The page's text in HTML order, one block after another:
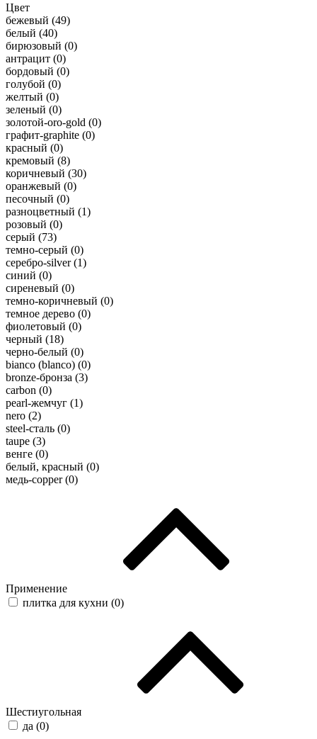
Цвет
бежевый (49)
белый (40)
бирюзовый (0)
антрацит (0)
бордовый (0)
голубой (0)
желтый (0)
зеленый (0)
золотой-oro-gold (0)
графит-graphite (0)
красный (0)
кремовый (8)
коричневый (30)
оранжевый (0)
песочный (0)
разноцветный (1)
розовый (0)
серый (73)
темно-серый (0)
серебро-silver (1)
синий (0)
сиреневый (0)
темно-коричневый (0)
темное дерево (0)
фиолетовый (0)
черный (18)
черно-белый (0)
bianco (blanco) (0)
bronze-бронза (3)
carbon (0)
pearl-жемчуг (1)
nero (2)
steel-сталь (0)
taupe (3)
венге (0)
белый, красный (0)
медь-copper (0)
Применение
плитка для кухни (0)
Шестиугольная
да (0)